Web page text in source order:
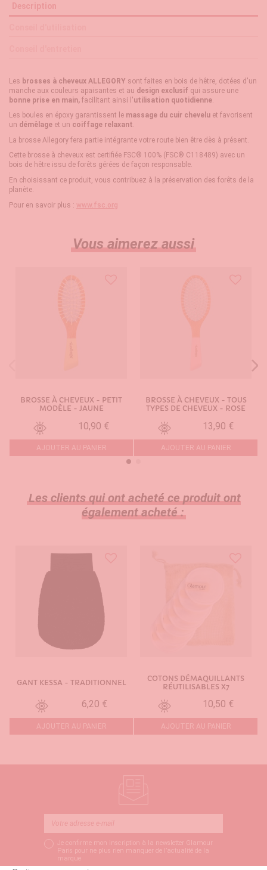
Description
Les brosses à cheveux ALLEGORY sont faites en bois de hêtre, dotées d'un
manche aux couleurs apaisantes et au design exclusif qui assure une
bonne prise en main, facilitant ainsi l'utilisation quotidienne
Les boules en époxy garantissent le massage du cuir chevelu et favorisent
un démêlage et un coiffage relaxant.
La brosse Allegory fera partie intégrante votre route bien être dès à présent.
Cette brosse à cheveux est certifiée FSC® 100% (FSC® C118489) avec un
bois de hêtre issu de forêts gérées de façon responsable.
En choisissant ce produit, vous contribuez à la préservation des forêts de la
planète.
Pour en savoir plus : www.fsc.org
Vous aimerez aussi
BROSSE À CHEVEUX - PETIT
MODÈLE - JAUNE
10,90 €
AJOUTER AU PANIER
BROSSE À CHEVEUX - TOUS
TYPES DE CHEVEUX - ROSE
13,90 €
AJOUTER AU PANIER
Les clients qui ont acheté ce produit ont
également acheté :
GANT KESSA - TRADITIONNEL
6,20 €
AJOUTER AU PANIER
COTONS DÉMAQUILLANTS
RÉUTILISABLES X7
10,50 €
AJOUTER AU PANIER
Je confirme mon inscription à la newsletter Glamour
Paris pour ne plus rien manquer de l’actualité de la
marque